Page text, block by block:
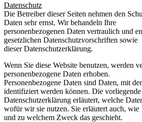
Datenschutz
Die Betreiber dieser Seiten nehmen den
Daten sehr ernst. Wir behandeln Ihre
personenbezogenen Daten vertraulich und
gesetzlichen Datenschutzvorschriften sowie
dieser Datenschutzerklärung.
Wenn Sie diese Website benutzen, werden
personenbezogene Daten erhoben.
Personenbezogene Daten sind Daten, mit
identifiziert werden können. Die vorliegende
Datenschutzerklärung erläutert, welche
wofür wir sie nutzen. Sie erläutert auch, wie
und zu welchem Zweck das geschieht.